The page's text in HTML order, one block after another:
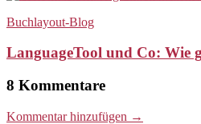
Buchlayout-Blog
LanguageTool und Co:
8 Kommentare
Kommentar hinzufügen →